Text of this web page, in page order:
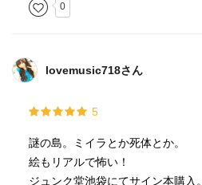
0
lovemusic718さん
5
謎の島。ミイラとか死体とか。
絵もリアルで怖い！
ジュンク堂池袋にてサイン本購入。